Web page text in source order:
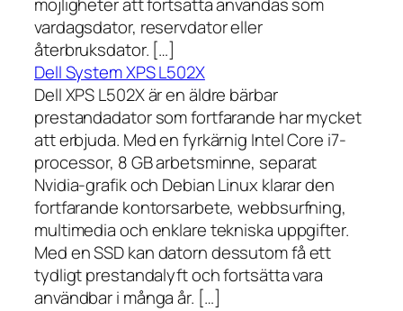
vardagsdator, reservdator eller
återbruksdator. […]
Dell System XPS L502X
Dell XPS L502X är en äldre bärbar
prestandadator som fortfarande har mycket
att erbjuda. Med en fyrkärnig Intel Core i7-
processor, 8 GB arbetsminne, separat
Nvidia-grafik och Debian Linux klarar den
fortfarande kontorsarbete, webbsurfning,
multimedia och enklare tekniska uppgifter.
Med en SSD kan datorn dessutom få ett
tydligt prestandalyft och fortsätta vara
användbar i många år. […]